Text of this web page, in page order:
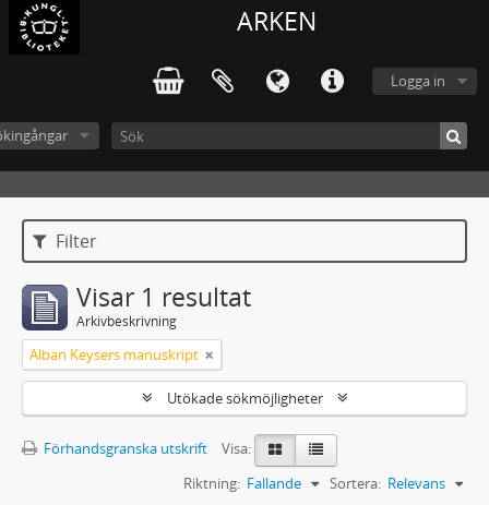
ARKEN
Logga in
Filter
Visar 1 resultat
Arkivbeskrivning
Alban Keysers manuskript
Utökade sökmöjligheter
Förhandsgranska utskrift
Visa:
Sortera: Relevans
Riktning: Fallande